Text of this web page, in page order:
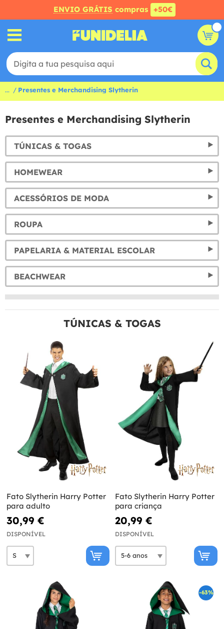
ENVIO GRÁTIS compras +50€
... Presentes e Merchandising Slytherin
Presentes e Merchandising Slytherin
TÚNICAS & TOGAS
HOMEWEAR
ACESSÓRIOS DE MODA
ROUPA
PAPELARIA & MATERIAL ESCOLAR
BEACHWEAR
TÚNICAS & TOGAS
Fato Slytherin Harry Potter
para adulto
30,99 €
DISPONÍVEL
Fato Slytherin Harry Potter
para criança
20,99 €
DISPONÍVEL
-63%